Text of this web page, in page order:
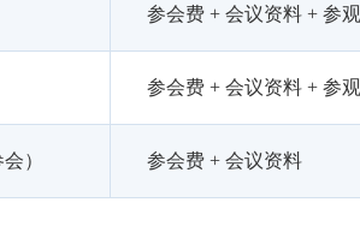
参会费 + 会议资料 + 参
参会费 + 会议资料 + 参
） 参会费 + 会议资料